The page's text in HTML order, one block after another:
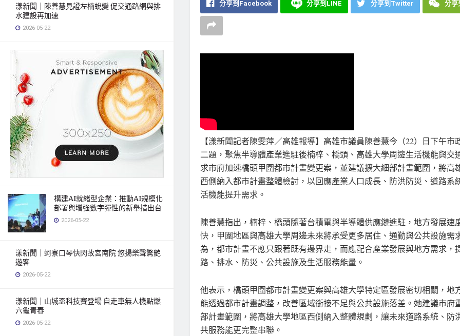
漾新聞｜陳善慧見證左楠蛻變 促交通路網與排
水建設再加速
2026-05-22
構建AI就緒型企業：推動AI規模化
部署與增強數字彈性的新舉措出台
2026-05-22
漾新聞｜蚵寮口琴快閃故宮南院 悠揚樂聲驚艷
遊客
2026-05-22
漾新聞｜山城盃科技賽登場 自走車無人機點燃
六龜青春
2026-05-22
分享到Facebook 分享到LINE 分享到Twitter 分
【漾新聞記者陳雯萍／高雄報導】高雄市議員陳善慧今（22）日下午市
二題，聚焦半導體產業進駐後楠梓、橋頭、高雄大學周邊生活機能與交
求市府加速橋頭甲圍都市計畫變更案，並建議擴大細部計畫範圍，將高
西側納入都市計畫整體檢討，以回應產業人口成長、防洪防災、道路系
活機能提升需求。
陳善慧指出，楠梓、橋頭隨著台積電與半導體供應鏈進駐，地方發展速
快，甲圍地區與高雄大學周邊未來將承受更多居住、通勤與公共設施需
為，都市計畫不應只跟著既有邊界走，而應配合產業發展與地方需求，
路、排水、防災、公共設施及生活服務能量。
他表示，橋頭甲圍都市計畫變更案與高雄大學特定區發展密切相關，地
能透過都市計畫調整，改善區域銜接不足與公共設施落差。她建議市府
部計畫範圍，將高雄大學地區西側納入整體規劃，讓未來道路系統、防
共服務能更完整串聯。